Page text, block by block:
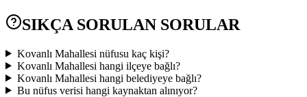
SIKÇA SORULAN SORULAR
Kovanlı Mahallesi nüfusu kaç kişi?
Kovanlı Mahallesi hangi ilçeye bağlı?
Kovanlı Mahallesi hangi belediyeye bağlı?
Bu nüfus verisi hangi kaynaktan alınıyor?